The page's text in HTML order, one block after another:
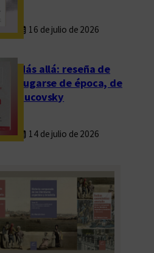
16 de julio de 2026
Más allá: reseña de
Fugarse de época, de
Rucovsky
14 de julio de 2026